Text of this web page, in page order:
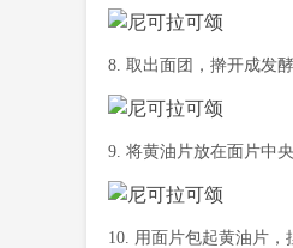
8. 取出面团，擀开成发
9. 将黄油片放在面片中央
10. 用面片包起黄油片，